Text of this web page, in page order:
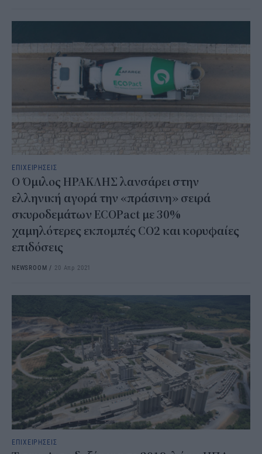
ΕΠΙΧΕΙΡΗΣΕΙΣ
Ο Όμιλος ΗΡΑΚΛΗΣ λανσάρει στην
ελληνική αγορά την «πράσινη» σειρά
σκυροδεμάτων ECOPact με 30%
χαμηλότερες εκπομπές CΟ2 και κορυφαίες
επιδόσεις
NEWSROOM / 20 Απρ 2021
ΕΠΙΧΕΙΡΗΣΕΙΣ